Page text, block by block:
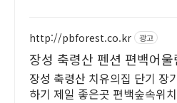
http://pbforest.co.kr 광고
장성 축령산 펜션 편백어울
기, 단기 휴양 연중예약
장성 축령산 치유의집 단기 장
하기 제일 좋은곳 편백숲속위